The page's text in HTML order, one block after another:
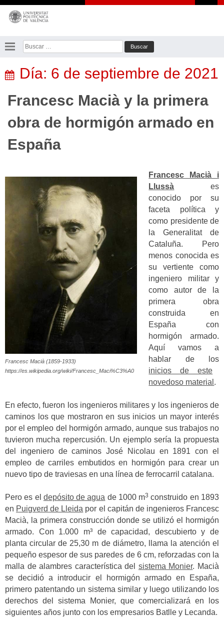
Saltar
contenido
Buscar:
Día: 6 de septiembre de 2021
Francesc Macià y la primera
obra de hormigón armado en
España
Francesc Macià (1859-1933)
https://es.wikipedia.org/wiki/Francesc_Maci%C3%A0
Francesc Macià i
Llussà es
conocido por su
faceta política y
como presidente de
la Generalitat de
Cataluña. Pero
menos conocida es
su vertiente como
ingeniero militar y
como autor de la
primera obra
construida en
España con
hormigón armado.
Aquí vamos a
hablar de los
inicios de este
novedoso material .
En efecto, fueron los ingenieros militares y los ingenieros de
caminos los que mostraron en sus inicios un mayor interés
por el empleo del hormigón armado, aunque sus trabajos no
tuvieron mucha repercusión. Un ejemplo sería la propuesta
del ingeniero de caminos José Nicolau en 1891 con el
empleo de carriles embutidos en hormigón para crear un
nuevo tipo de traviesas en una línea de ferrocarril catalana.
Pero es el depósito de agua de 1000 m3 construido en 1893
en Puigverd de Lleida por el capitán de ingenieros Francesc
Macià, la primera construcción donde se utilizó el hormigón
armado. Con 1.000 m³ de capacidad, descubierto y de
planta circular de 25,30 m de diámetro, llama la atención el
pequeño espesor de sus paredes de 6 cm, reforzadas con la
malla de alambres característica del sistema Monier. Macià
se decidió a introducir el hormigón armado en España,
primero patentando un sistema similar y luego utilizando los
derechos del sistema Monier, que comercializará en los
siguientes años junto con los empresarios Batlle y Lecanda.